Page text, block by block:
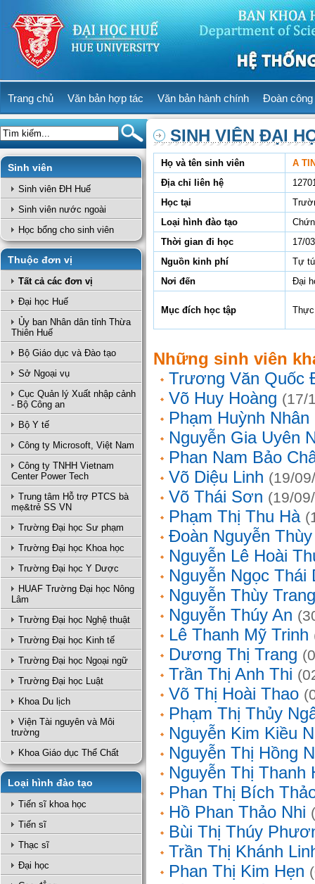
Trang chủ Văn bản hợp tác Văn bản hành chính Đoàn công
Sinh viên
Sinh viên ĐH Huế
Sinh viên nước ngoài
Học bổng cho sinh viên
Thuộc đơn vị
Tất cả các đơn vị
Đại học Huế
Ủy ban Nhân dân tỉnh Thừa
Thiên Huế
Bộ Giáo dục và Đào tạo
Sở Ngoại vụ
Cục Quản lý Xuất nhập cảnh
- Bộ Công an
Bộ Y tế
Công ty Microsoft, Việt Nam
Công ty TNHH Vietnam
Center Power Tech
Trung tâm Hỗ trợ PTCS bà
mẹ&trẻ SS VN
Trường Đại học Sư phạm
Trường Đại học Khoa học
Trường Đại học Y Dược
HUAF Trường Đại học Nông
Lâm
Trường Đại học Nghệ thuật
Trường Đại học Kinh tế
Trường Đại học Ngoại ngữ
Trường Đại học Luật
Khoa Du lịch
Viện Tài nguyên và Môi
trường
Khoa Giáo dục Thể Chất
Loại hình đào tạo
Tiến sĩ khoa học
Tiến sĩ
Thạc sĩ
Đại học
SINH VIÊN ĐẠI
Họ và tên sinh viên
A
Địa chỉ liên hệ
Học tại
Loại hình đào tạo
Thời gian đi học
17/
Nguồn kinh phí
Tự
Nơi đến
Đại
Mục đích học tập Thực
Những sinh viên
Trương Văn Quốc
Võ Huy Hoàng (17/
Phạm Huỳnh Nhân
Nguyễn Gia Uyên
Phan Nam Bảo
Võ Diệu Linh (19/
Võ Thái Sơn (19/
Phạm Thị Thu Hà
Đoàn Nguyễn
Nguyễn Lê Hoài
Nguyễn Ngọc Thái
Nguyễn Thùy Trang
Nguyễn Thúy An
Lê Thanh Mỹ Trinh
Dương Thị Trang
Trần Thị Anh Thi
Võ Thị Hoài Thao
Phạm Thị Thủy
Nguyễn Kim Kiều
Nguyễn Thị Hồng
Nguyễn Thị Thanh
Phan Thị Bích
Hồ Phan Thảo Nhi
Bùi Thị Thúy
Trần Thị Khánh
Phan Thị Kim Hẹn